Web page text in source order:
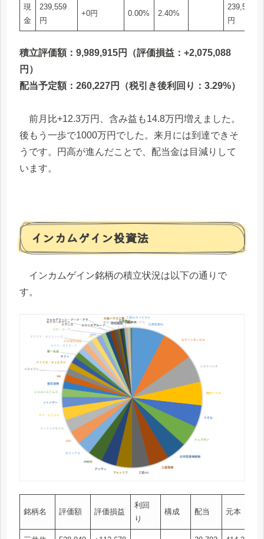
現
金
239,559
円
+0円 0.00% 2.40%
239,559
円
積立評価額：9,989,915円（評価損益：+2,075,088
円）
配当予定額：260,227円（税引き後利回り：3.29%）
前月比+12.3万円、含み益も14.8万円増えました。
後もう一歩で1000万円でした。来月には到達できそ
うです。円高が進んだことで、配当金は目減りして
います。
インカムゲイン投資法
インカムゲイン銘柄の積立状況は以下の通りで
す。
銘柄名 評価額 評価損益
利回
り
構成 配当 元本